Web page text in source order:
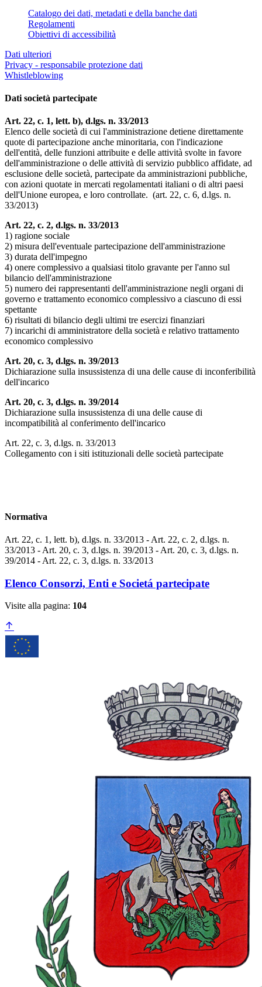
Catalogo dei dati, metadati e della banche dati
Regolamenti
Obiettivi di accessibilità
Dati ulteriori
Privacy - responsabile protezione dati
Whistleblowing
Dati società partecipate
Art. 22, c. 1, lett. b), d.lgs. n. 33/2013
Elenco delle società di cui l'amministrazione detiene direttamente
quote di partecipazione anche minoritaria, con l'indicazione
dell'entità, delle funzioni attribuite e delle attività svolte in favore
dell'amministrazione o delle attività di servizio pubblico affidate, ad
esclusione delle società, partecipate da amministrazioni pubbliche,
con azioni quotate in mercati regolamentati italiani o di altri paesi
dell'Unione europea, e loro controllate. (art. 22, c. 6, d.lgs. n.
33/2013)
Art. 22, c. 2, d.lgs. n. 33/2013
1) ragione sociale
2) misura dell'eventuale partecipazione dell'amministrazione
3) durata dell'impegno
4) onere complessivo a qualsiasi titolo gravante per l'anno sul
bilancio dell'amministrazione
5) numero dei rappresentanti dell'amministrazione negli organi di
governo e trattamento economico complessivo a ciascuno di essi
spettante
6) risultati di bilancio degli ultimi tre esercizi finanziari
7) incarichi di amministratore della società e relativo trattamento
economico complessivo
Art. 20, c. 3, d.lgs. n. 39/2013
Dichiarazione sulla insussistenza di una delle cause di inconferibilità
dell'incarico
Art. 20, c. 3, d.lgs. n. 39/2014
Dichiarazione sulla insussistenza di una delle cause di
incompatibilità al conferimento dell'incarico
Art. 22, c. 3, d.lgs. n. 33/2013
Collegamento con i siti istituzionali delle società partecipate
Normativa
Art. 22, c. 1, lett. b), d.lgs. n. 33/2013 - Art. 22, c. 2, d.lgs. n.
33/2013 - Art. 20, c. 3, d.lgs. n. 39/2013 - Art. 20, c. 3, d.lgs. n.
39/2014 - Art. 22, c. 3, d.lgs. n. 33/2013
Elenco Consorzi, Enti e Societá partecipate
Visite alla pagina: 104